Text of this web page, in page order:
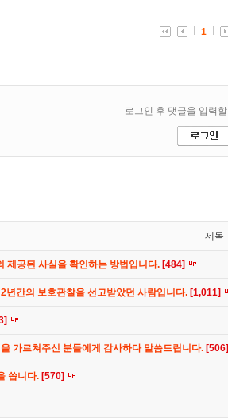
제목
제공된 사실을 확인하는 방법입니다. [484]
년간의 보호관찰을 선고받았던 사람입니다. [1,011]
가르쳐주신 분들에게 감사하다 말씀드립니다. [506]
씁니다. [570]